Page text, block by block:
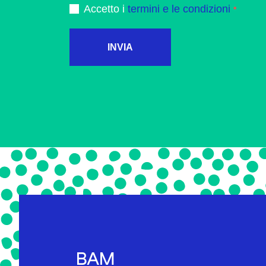
Accetto i termini e le condizioni
INVIA
BAM